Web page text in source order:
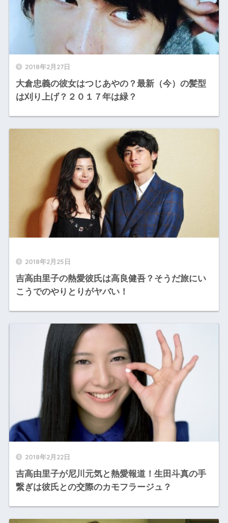
2018年2月27日
大倉忠義の彼女はつじあやの？最新（今）の髪型
は刈り上げ？２０１７年は緑？
2018年2月25日
吉高由里子の熱愛彼氏は高良健吾？そうだ旅にい
こうでのやりとりがヤバい！
2018年2月22日
吉高由里子が尼川元気と熱愛報道！生田斗真の手
繋ぎは彼氏との交際のカモフラージュ？